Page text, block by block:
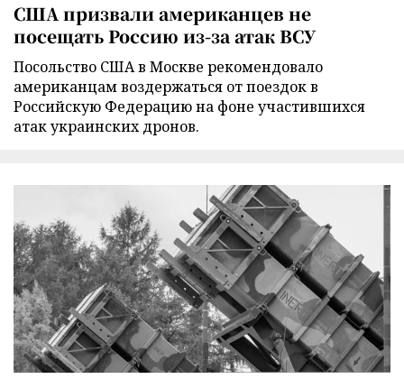
США призвали американцев не
посещать Россию из-за атак ВСУ
Посольство США в Москве рекомендовало
американцам воздержаться от поездок в
Российскую Федерацию на фоне участившихся
атак украинских дронов.